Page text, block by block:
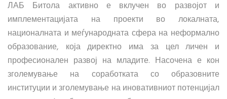
ЛАБ Битола активно е вклучен во развојот и
имплементацијата на проекти во локалната,
националната и меѓународната сфера на неформално
образование, која директно има за цел личен и
професионален развој на младите. Насочена е кон
зголемување на соработката со образовните
институции и зголемување на иновативниот потенцијал